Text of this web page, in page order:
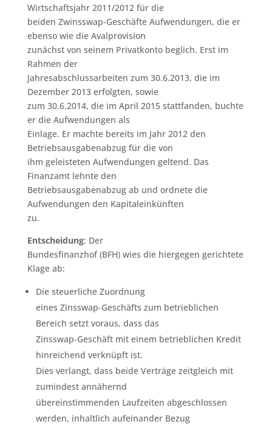
Wirtschaftsjahr 2011/2012 für die
beiden Zwinsswap-Geschäfte Aufwendungen, die er
ebenso wie die Avalprovision
zunächst von seinem Privatkonto beglich. Erst im
Rahmen der
Jahresabschlussarbeiten zum 30.6.2013, die im
Dezember 2013 erfolgten, sowie
zum 30.6.2014, die im April 2015 stattfanden, buchte
er die Aufwendungen als
Einlage. Er machte bereits im Jahr 2012 den
Betriebsausgabenabzug für die von
ihm geleisteten Aufwendungen geltend. Das
Finanzamt lehnte den
Betriebsausgabenabzug ab und ordnete die
Aufwendungen den Kapitaleinkünften
zu.
Entscheidung: Der
Bundesfinanzhof (BFH) wies die hiergegen gerichtete
Klage ab:
Die steuerliche Zuordnung
eines Zinsswap-Geschäfts zum betrieblichen
Bereich setzt voraus, dass das
Zinsswap-Geschäft mit einem betrieblichen Kredit
hinreichend verknüpft ist.
Dies verlangt, dass beide Verträge zeitgleich mit
zumindest annähernd
übereinstimmenden Laufzeiten abgeschlossen
werden, inhaltlich aufeinander Bezug